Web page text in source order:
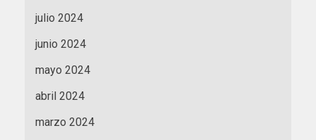
julio 2024
junio 2024
mayo 2024
abril 2024
marzo 2024